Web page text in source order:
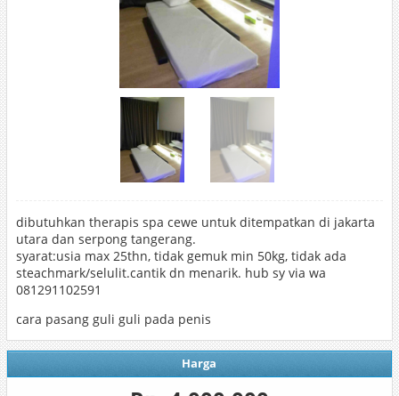
dibutuhkan therapis spa cewe untuk ditempatkan di jakarta
utara dan serpong tangerang.
syarat:usia max 25thn, tidak gemuk min 50kg, tidak ada
steachmark/selulit.cantik dn menarik. hub sy via wa
081291102591
cara pasang guli guli pada penis
Harga